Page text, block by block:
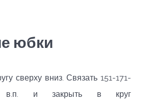
юбки
сверху вниз. Связать 151-171-
в.п. и закрыть в круг